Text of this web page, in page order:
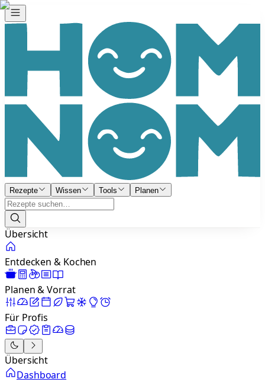
Rezepte Wissen Tools Planen
Übersicht
Entdecken & Kochen
Planen & Vorrat
Für Profis
Übersicht
Dashboard